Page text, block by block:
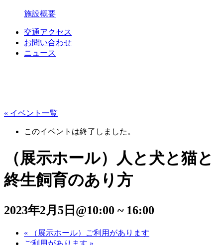
施設概要
交通アクセス
お問い合わせ
ニュース
« イベント一覧
このイベントは終了しました。
（展示ホール）人と犬と猫と
終生飼育のあり方
2023年2月5日@10:00 ~ 16:00
« （展示ホール）ご利用があります
ご利用があります »